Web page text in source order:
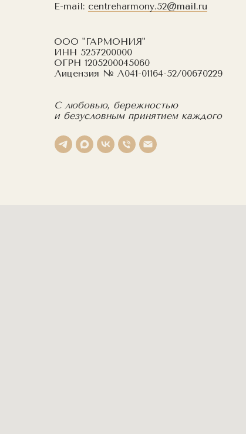
E-mail: centreharmony.52@mail.ru
ООО "ГАРМОНИЯ"
ИНН 5257200000
ОГРН 1205200045060
Лицензия № Л041-01164-52/00670229
С любовью, бережностью
и безусловным принятием каждого